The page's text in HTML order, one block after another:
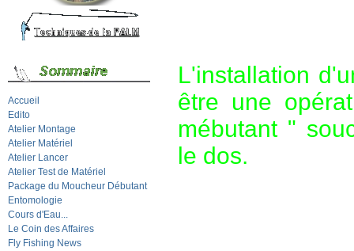
Accueil
Edito
Atelier Montage
Atelier Matériel
Atelier Lancer
Atelier Test de Matériel
Package du Moucheur Débutant
Entomologie
Cours d'Eau...
Le Coin des Affaires
Fly Fishing News
L'installation
être une
mébutant "
le dos.